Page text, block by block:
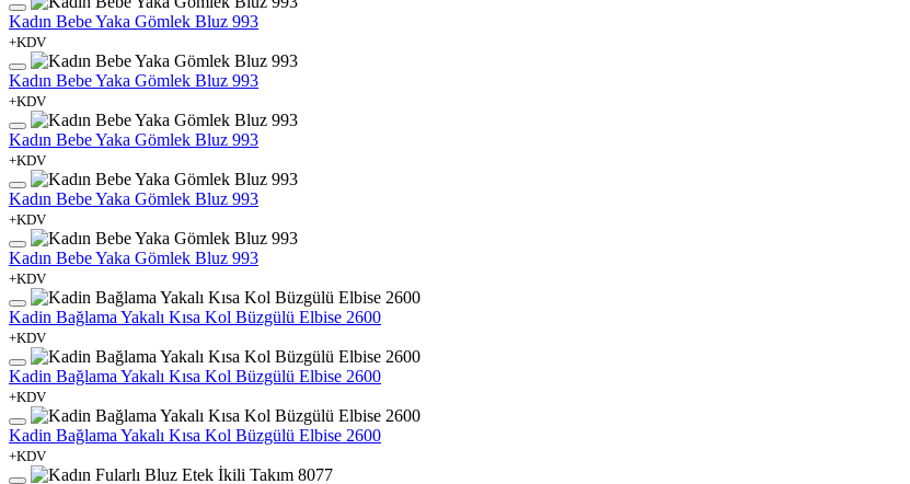
Kadın Bebe Yaka Gömlek Bluz 993
+KDV
Kadın Bebe Yaka Gömlek Bluz 993
+KDV
Kadın Bebe Yaka Gömlek Bluz 993
+KDV
Kadın Bebe Yaka Gömlek Bluz 993
+KDV
Kadın Bebe Yaka Gömlek Bluz 993
+KDV
Kadin Bağlama Yakalı Kısa Kol Büzgülü Elbise 2600
+KDV
Kadin Bağlama Yakalı Kısa Kol Büzgülü Elbise 2600
+KDV
Kadin Bağlama Yakalı Kısa Kol Büzgülü Elbise 2600
+KDV